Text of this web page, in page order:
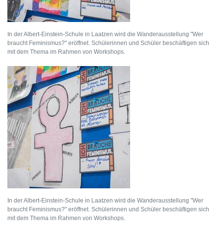
In der Albert-Einstein-Schule in Laatzen wird die Wanderausstellung "Wer
braucht Feminismus?" eröffnet. Schülerinnen und Schüler beschäftigen sich
mit dem Thema im Rahmen von Workshops.
In der Albert-Einstein-Schule in Laatzen wird die Wanderausstellung "Wer
braucht Feminismus?" eröffnet. Schülerinnen und Schüler beschäftigen sich
mit dem Thema im Rahmen von Workshops.